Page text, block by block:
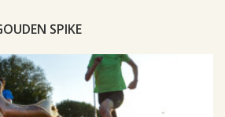
SPIKE